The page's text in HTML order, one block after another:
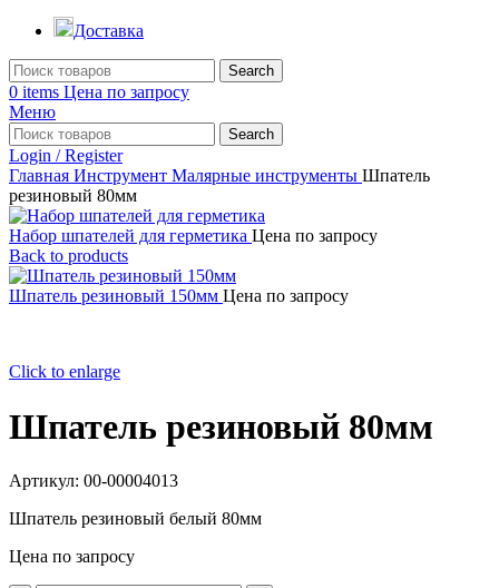
Доставка
Search
0 items Цена по запросу
Меню
Search
Login / Register
Главная Инструмент Малярные инструменты Шпатель
резиновый 80мм
Набор шпателей для герметика Цена по запросу
Back to products
Шпатель резиновый 150мм Цена по запросу
Click to enlarge
Шпатель резиновый 80мм
Артикул: 00-00004013
Шпатель резиновый белый 80мм
Цена по запросу